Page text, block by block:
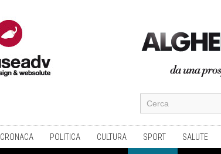
CRONACA POLITICA CULTURA SPORT SALUTE